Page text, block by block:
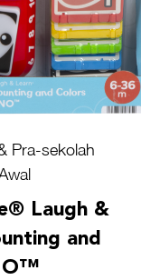
Pra-sekolah
Laugh &
and